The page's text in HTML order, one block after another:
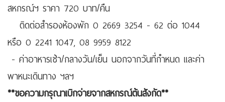
สหกรณ์ฯ ราคา 720 บาท/คืน
ติดต่อสำรองห้องพัก 0 2669 3254 - 62 ต่อ 1044
หรือ 0 2241 1047, 08 9959 8122
- ค่าอาหารเช้า/กลางวัน/เย็น นอกจากวันที่กำหนด และค่า
พาหนะเดินทาง ฯลฯ
**ขอความกรุณาเบิกจ่ายจากสหกรณ์ต้นสังกัด**